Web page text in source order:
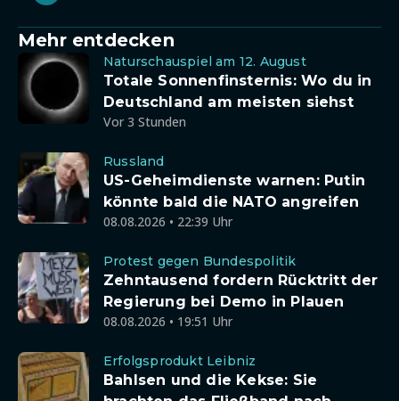
Mehr entdecken
Naturschauspiel am 12. August
Totale Sonnenfinsternis: Wo du in
Deutschland am meisten siehst
Vor 3 Stunden
Russland
US-Geheimdienste warnen: Putin
könnte bald die NATO angreifen
08.08.2026 • 22:39 Uhr
Protest gegen Bundespolitik
Zehntausend fordern Rücktritt der
Regierung bei Demo in Plauen
08.08.2026 • 19:51 Uhr
Erfolgsprodukt Leibniz
Bahlsen und die Kekse: Sie